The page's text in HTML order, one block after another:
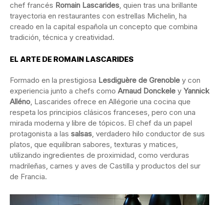
chef francés Romain Lascarides, quien tras una brillante
trayectoria en restaurantes con estrellas Michelin, ha
creado en la capital española un concepto que combina
tradición, técnica y creatividad.
EL ARTE DE ROMAIN LASCARIDES
Formado en la prestigiosa Lesdiguère de Grenoble y con
experiencia junto a chefs como Arnaud Donckele y Yannick
Alléno, Lascarides ofrece en Allégorie una cocina que
respeta los principios clásicos franceses, pero con una
mirada moderna y libre de tópicos. El chef da un papel
protagonista a las salsas, verdadero hilo conductor de sus
platos, que equilibran sabores, texturas y matices,
utilizando ingredientes de proximidad, como verduras
madrileñas, carnes y aves de Castilla y productos del sur
de Francia.